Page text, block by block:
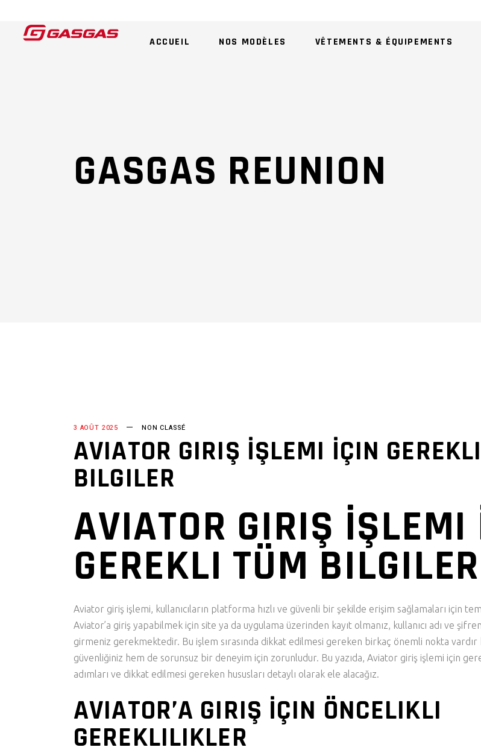
ACCUEIL NOS MODÈLES VÊTEMENTS & ÉQUIPEMENTS
GASGAS REUNION
3 AOÛT 2025 NON CLASSÉ
AVIATOR GIRIŞ İŞLEMI İÇIN
BILGILER
AVIATOR GIRIŞ İŞLEMI
GEREKLI TÜM BILGILER
Aviator giriş işlemi, kullanıcıların platforma hızlı ve güvenli bir şekilde erişim sağlamaları için
Aviator’a giriş yapabilmek için site ya da uygulama üzerinden kayıt olmanız, kullanıcı adı ve
girmeniz gerekmektedir. Bu işlem sırasında dikkat edilmesi gereken birkaç önemli nokta vardır
güvenliğiniz hem de sorunsuz bir deneyim için zorunludur. Bu yazıda, Aviator giriş işlemi için
adımları ve dikkat edilmesi gereken hususları detaylı olarak ele alacağız.
AVIATOR’A GIRIŞ İÇIN ÖNCELIKLI
GEREKLILIKLER